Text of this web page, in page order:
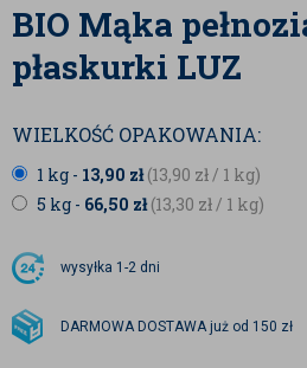
BIO Mąka
płaskurki LUZ
WIELKOŚĆ OPAKOWANIA:
1 kg - 13,90 zł(13,90 zł / 1 kg)
5 kg - 66,50 zł(13,30 zł / 1 kg)
wysyłka 1-2 dni
DARMOWA DOSTAWA już od 150 zł